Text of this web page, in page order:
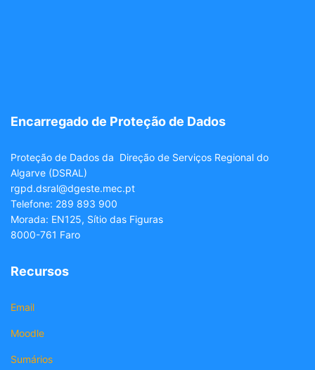
Encarregado de Proteção de Dados
Proteção de Dados da Direção de Serviços Regional do
Algarve (DSRAL)
rgpd.dsral@dgeste.mec.pt
Telefone: 289 893 900
Morada: EN125, Sítio das Figuras
8000-761 Faro
Recursos
Email
Moodle
Sumários